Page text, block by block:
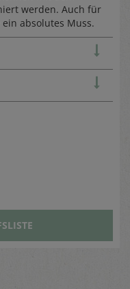
werden. Auch für
absolutes Muss.